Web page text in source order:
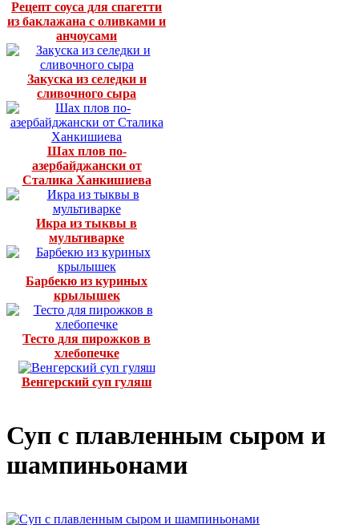
Рецепт соуса для спагетти
из баклажана с оливками и
анчоусами
Закуска из селедки и
сливочного сыра
Шах плов по-
азербайджански от
Сталика Ханкишиева
Икра из тыквы в
мультиварке
Барбекю из куриных
крылышек
Тесто для пирожков в
хлебопечке
Венгерский суп гуляш
Суп с плавленным сыром и
шампиньонами